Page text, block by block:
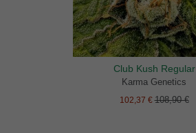
Club Kush Regular
Karma Genetics
102,37 €108,90 €